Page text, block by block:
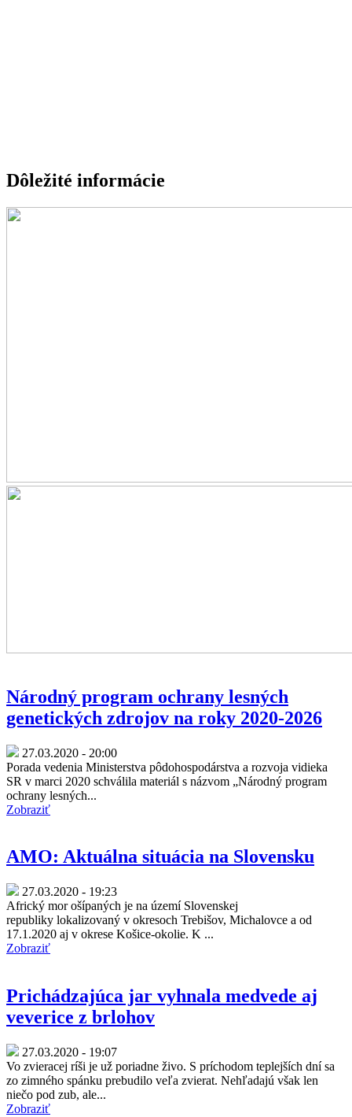
Dôležité informácie
Národný program ochrany lesných
genetických zdrojov na roky 2020-2026
27.03.2020 - 20:00
Porada vedenia Ministerstva pôdohospodárstva a rozvoja vidieka
SR v marci 2020 schválila materiál s názvom „Národný program
ochrany lesných...
Zobraziť
AMO: Aktuálna situácia na Slovensku
27.03.2020 - 19:23
Africký mor ošípaných je na území Slovenskej
republiky lokalizovaný v okresoch Trebišov, Michalovce a od
17.1.2020 aj v okrese Košice-okolie. K ...
Zobraziť
Prichádzajúca jar vyhnala medvede aj
veverice z brlohov
27.03.2020 - 19:07
Vo zvieracej ríši je už poriadne živo. S príchodom teplejších dní sa
zo zimného spánku prebudilo veľa zvierat. Nehľadajú však len
niečo pod zub, ale...
Zobraziť